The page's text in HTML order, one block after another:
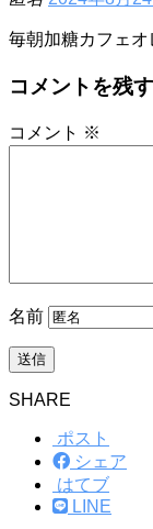
毎朝加糖カフェ
コメントを残す
コメント ※
名前
SHARE
ポスト
シェア
はてブ
LINE